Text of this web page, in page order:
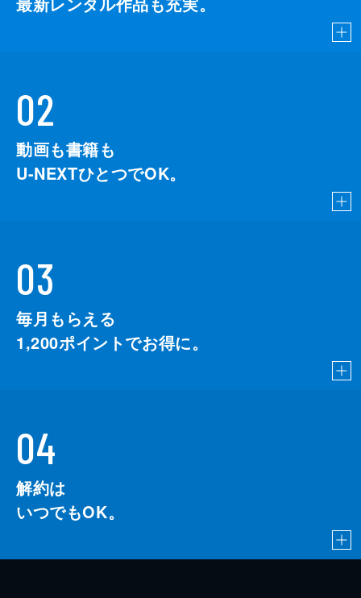
02
動画も書籍も
U-NEXTひとつでOK。
03
毎月もらえる
1,200ポイントでお得に。
04
解約は
いつでもOK。